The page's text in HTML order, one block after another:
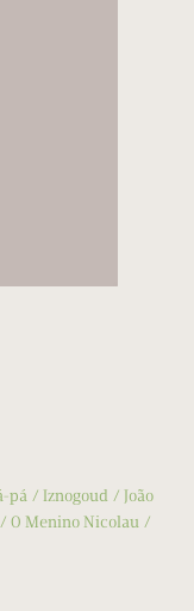
pá Iznogoud
João
O Menino Nicolau